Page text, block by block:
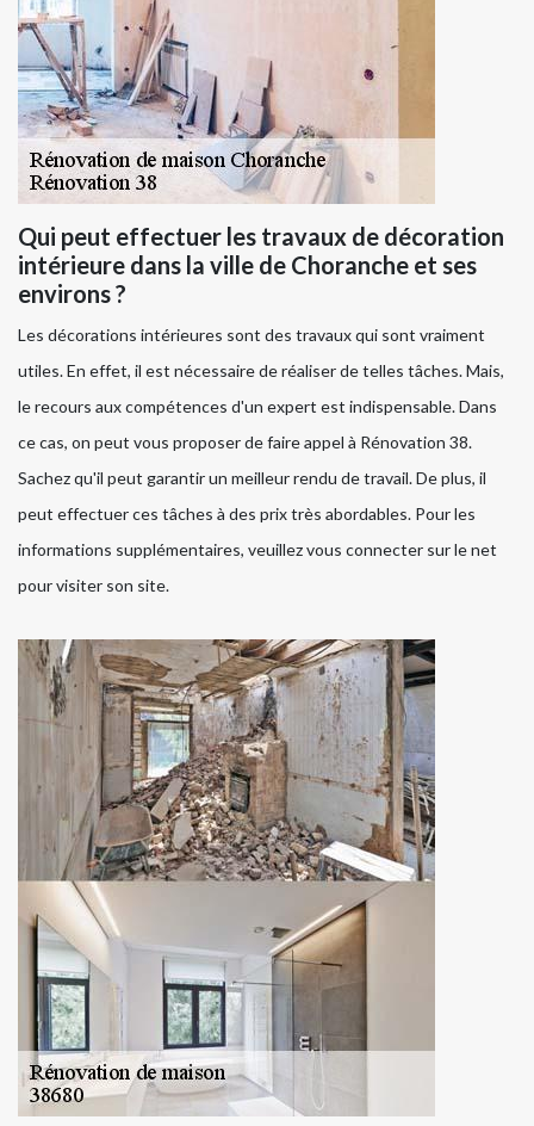
Qui peut effectuer les travaux de décoration
intérieure dans la ville de Choranche et ses
environs ?
Les décorations intérieures sont des travaux qui sont vraiment
utiles. En effet, il est nécessaire de réaliser de telles tâches. Mais,
le recours aux compétences d'un expert est indispensable. Dans
ce cas, on peut vous proposer de faire appel à Rénovation 38.
Sachez qu'il peut garantir un meilleur rendu de travail. De plus, il
peut effectuer ces tâches à des prix très abordables. Pour les
informations supplémentaires, veuillez vous connecter sur le net
pour visiter son site.